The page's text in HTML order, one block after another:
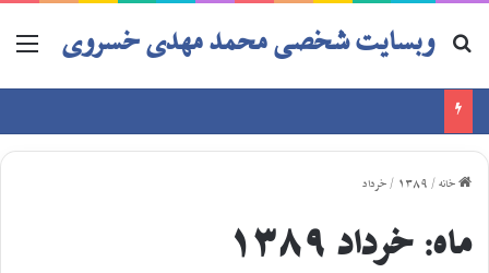
وبسایت شخصی محمد مهدی خسروی
خانه /
1389
/ خرداد
ماه:خرداد 1389